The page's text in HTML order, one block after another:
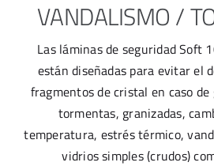
VANDALISMO /
Las láminas de seguridad Soft
están diseñadas para evitar el
fragmentos de cristal en caso de
tormentas, granizadas,
temperatura, estrés térmico,
vidrios simples (crudos)